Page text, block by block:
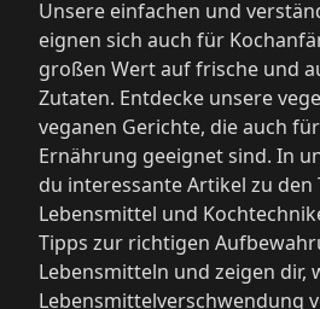
Unsere einfachen und
eignen sich auch für
großen Wert auf frische und
Zutaten. Entdecke unsere
veganen Gerichte, die auch
Ernährung geeignet sind. In
du interessante Artikel zu den
Lebensmittel und
Tipps zur richtigen
Lebensmitteln und zeigen dir,
Lebensmittelverschwendung